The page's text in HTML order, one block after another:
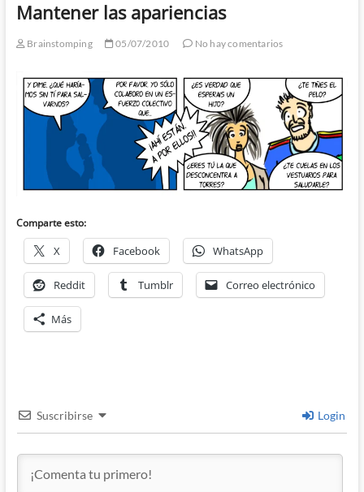
Mantener las apariencias
Brainstomping 05/07/2010 No hay comentarios
Comparte esto:
X Facebook WhatsApp
Reddit Tumblr Correo electrónico
Más
Suscribirse Login